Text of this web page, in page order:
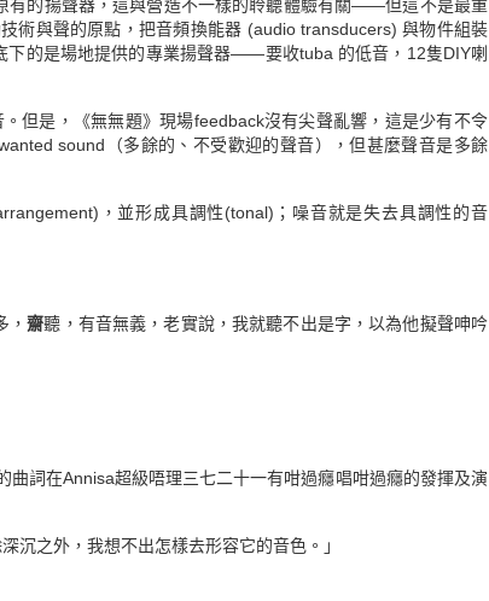
有的揚聲器，這與營造不一樣的聆聽體驗有關——但這不是最重
術與聲的原點，把音頻換能器 (audio transducers) 與物件組裝
下的是場地提供的專業揚聲器——要收tuba 的低音，12隻DIY喇
但是，《無無題》現場feedback沒有尖聲亂響，這是少有不令
sound（多餘的、不受歡迎的聲音），但甚麼聲音是多餘
，並形成具調性(tonal)；噪音就是失去具調性的音
，齋聽，有音無義，老實說，我就聽不出是字，以為他擬聲呻吟
曲詞在Annisa超級唔理三七二十一有咁過癮唱咁過癮的發揮及演
沉之外，我想不出怎樣去形容它的音色。」